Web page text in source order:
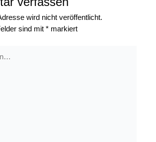
wird nicht veröffentlicht.
sind mit* markiert